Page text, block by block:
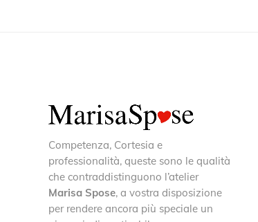
Competenza, Cortesia e
professionalità, queste sono le qualità
che contraddistinguono l’atelier
Marisa Spose, a vostra disposizione
per rendere ancora più speciale un